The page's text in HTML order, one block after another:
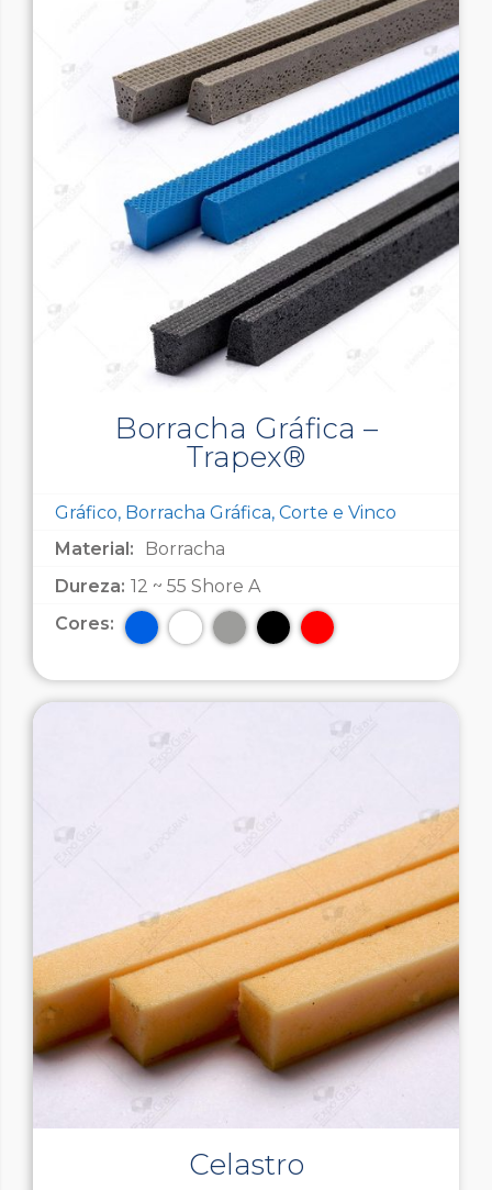
Borracha Gráfica –
Trapex®
Gráfico, Borracha Gráfica, Corte e Vinco
Material:
Borracha
Dureza: 12 ~ 55 Shore A
Cores:
Celastro